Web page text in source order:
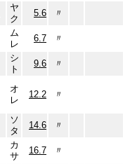
ヤ
ク
5.6
〃
ム
レ
6.7 〃
シ
ト
9.6
〃
オ
レ
12.2 〃
ソ
タ
14.6 〃
カ
サ
16.7
〃